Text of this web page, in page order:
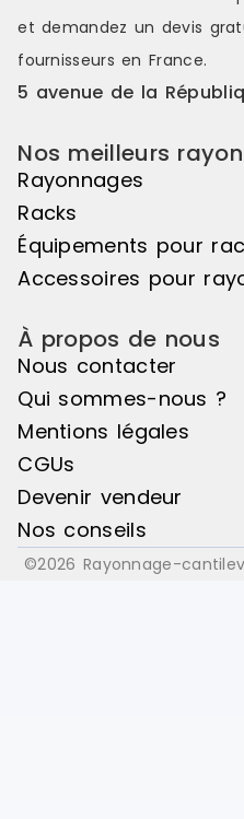
et demandez un devis
fournisseurs en France.
5 avenue de la
Nos meilleurs
Rayonnages
Racks
Équipements pour
Accessoires pour
À propos de nous
Nous contacter
Qui sommes-nous ?
Mentions légales
CGUs
Devenir vendeur
Nos conseils
©2026 Rayonnage-